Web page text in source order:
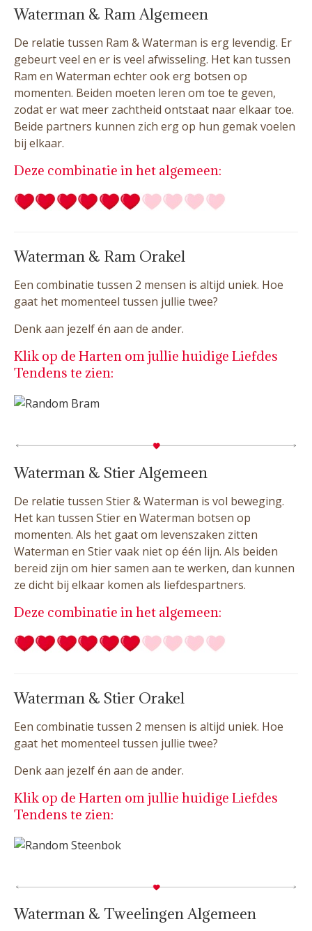
Waterman & Ram Algemeen
De relatie tussen Ram & Waterman is erg levendig. Er
gebeurt veel en er is veel afwisseling. Het kan tussen
Ram en Waterman echter ook erg botsen op
momenten. Beiden moeten leren om toe te geven,
zodat er wat meer zachtheid ontstaat naar elkaar toe.
Beide partners kunnen zich erg op hun gemak voelen
bij elkaar.
Deze combinatie in het algemeen:
Waterman & Ram Orakel
Een combinatie tussen 2 mensen is altijd uniek. Hoe
gaat het momenteel tussen jullie twee?
Denk aan jezelf én aan de ander.
Klik op de Harten om jullie huidige Liefdes
Tendens te zien:
Waterman & Stier Algemeen
De relatie tussen Stier & Waterman is vol beweging.
Het kan tussen Stier en Waterman botsen op
momenten. Als het gaat om levenszaken zitten
Waterman en Stier vaak niet op één lijn. Als beiden
bereid zijn om hier samen aan te werken, dan kunnen
ze dicht bij elkaar komen als liefdespartners.
Deze combinatie in het algemeen:
Waterman & Stier Orakel
Een combinatie tussen 2 mensen is altijd uniek. Hoe
gaat het momenteel tussen jullie twee?
Denk aan jezelf én aan de ander.
Klik op de Harten om jullie huidige Liefdes
Tendens te zien:
Waterman & Tweelingen Algemeen